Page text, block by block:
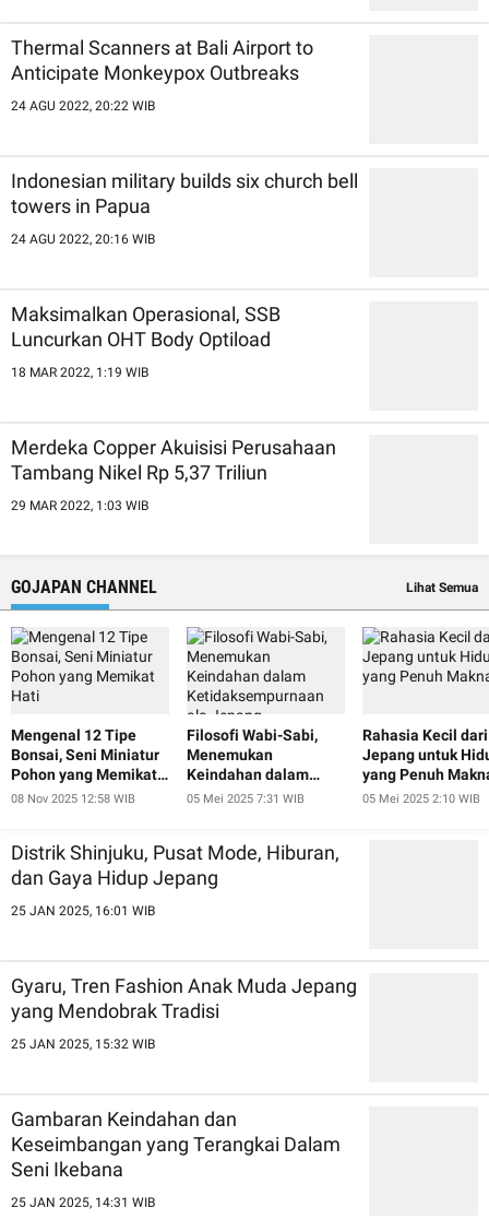
Thermal Scanners at Bali Airport to
Anticipate Monkeypox Outbreaks
24 AGU 2022, 20:22 WIB
Indonesian military builds six church bell
towers in Papua
24 AGU 2022, 20:16 WIB
Maksimalkan Operasional, SSB
Luncurkan OHT Body Optiload
18 MAR 2022, 1:19 WIB
Merdeka Copper Akuisisi Perusahaan
Tambang Nikel Rp 5,37 Triliun
29 MAR 2022, 1:03 WIB
GOJAPAN CHANNEL Lihat Semua
Mengenal 12 Tipe
Bonsai, Seni Miniatur
Pohon yang Memikat
Hati
08 Nov 2025 12:58 WIB
Filosofi Wabi-Sabi,
Menemukan
Keindahan dalam
Ketidaksempurnaan
05 Mei 2025 7:31 WIB
Rahasia Kecil dari
Jepang untuk
yang Penuh
05 Mei 2025 2:10 WIB
Distrik Shinjuku, Pusat Mode, Hiburan,
dan Gaya Hidup Jepang
25 JAN 2025, 16:01 WIB
Gyaru, Tren Fashion Anak Muda Jepang
yang Mendobrak Tradisi
25 JAN 2025, 15:32 WIB
Gambaran Keindahan dan
Keseimbangan yang Terangkai Dalam
Seni Ikebana
25 JAN 2025, 14:31 WIB